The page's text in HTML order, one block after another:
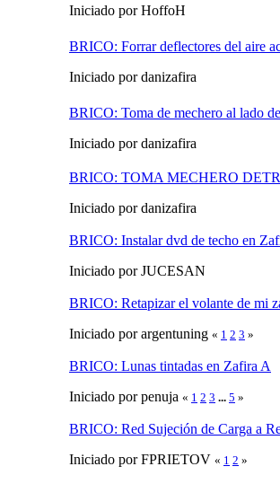
Iniciado por HoffoH
BRICO: Forrar deflectores del aire
Iniciado por danizafira
BRICO: Toma de mechero al lado
Iniciado por danizafira
BRICO: TOMA MECHERO
Iniciado por danizafira
BRICO: Instalar dvd de techo en
Iniciado por JUCESAN
BRICO: Retapizar el volante de mi
Iniciado por argentuning « 1 2 3 »
BRICO: Lunas tintadas en Zafira A
Iniciado por penuja « 1 2 3 ... 5 »
BRICO: Red Sujeción de Carga a
Iniciado por FPRIETOV « 1 2 »